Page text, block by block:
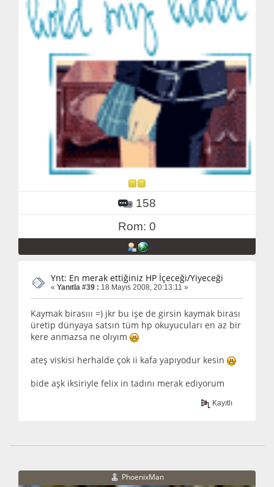
158
Rom: 0
Ynt: En merak ettiğiniz HP İçeceği/Yiyeceği
« Yanıtla #39 : 18 Mayıs 2008, 20:13:11 »
Kaymak birasııı =) jkr bu işe de girsin kaymak birası
üretip dünyaya satsın tüm hp okuyucuları en az bir
kere anmazsa ne olıyım
ateş viskisi herhalde çok ii kafa yapıyodur kesin
bide aşk iksiriyle felix in tadını merak ediyorum
Kayıtlı
PhoenixMan